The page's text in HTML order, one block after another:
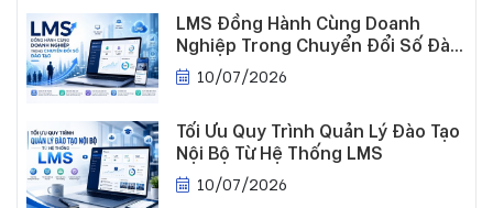
Tuyển
dụng
LMS Đồng Hành Cùng Doanh
Nghiệp Trong Chuyển Đổi Số Đào
Tạo10/07/2026
Tối Ưu Quy Trình Quản Lý Đào Tạo
Nội Bộ Từ Hệ Thống LMS
10/07/2026